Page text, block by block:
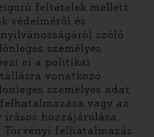
feltételek mellett.
védelméről és
szóló
személyes
el a politikai
vonatkozó
személyes adat
vagy az
hozzájárulása
Törvényi felhatalmazás